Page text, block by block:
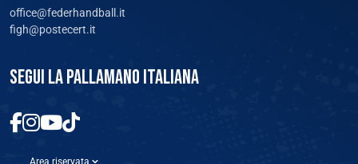
office@federhandball.it
figh@postecert.it
SEGUI LA PALLAMANO ITALIANA
Area riservata